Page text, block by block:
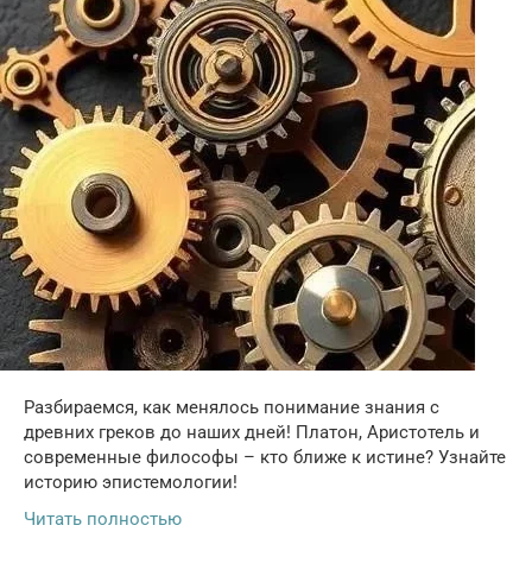
Разбираемся, как менялось понимание знания с
древних греков до наших дней! Платон, Аристотель и
современные философы – кто ближе к истине? Узнайте
историю эпистемологии!
Читать полностью